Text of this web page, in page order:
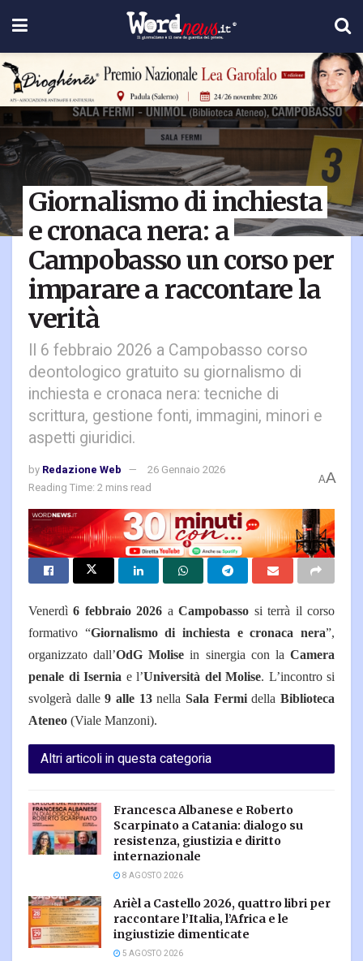
Giornalismo di inchiesta
e cronaca nera: a
Campobasso un corso per
imparare a raccontare la
verità
Il 6 febbraio 2026 a Campobasso corso
deontologico gratuito su giornalismo di
inchiesta e cronaca nera: tecniche di
scrittura, gestione fonti, immagini, minori e
aspetti giuridici.
by Redazione Web
26 Gennaio 2026
Reading Time: 2 mins read
AA
Venerdì6 febbraio 2026 aCampobasso si terrà il corso
formativo “Giornalismo di inchiesta e cronaca nera”,
organizzato dall’OdG Molise in sinergia con laCamera
penale di Isernia e l’Università del Molise. L’incontro si
svolgerà dalle9 alle 13nellaSala FermidellaBiblioteca
Ateneo (Viale Manzoni).
Altri articoli in questa categoria
Francesca Albanese e Roberto
Scarpinato a Catania: dialogo su
resistenza, giustizia e diritto
internazionale
8 AGOSTO 2026
Arièl a Castello 2026, quattro libri per
raccontare l’Italia, l’Africa e le
ingiustizie dimenticate
5 AGOSTO 2026